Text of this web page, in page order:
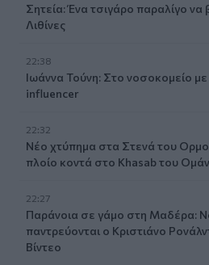
Σητεία: Ένα τσιγάρο παραλίγο να
Λιθίνες
22:38
Ιωάννα Τούνη: Στο νοσοκομείο
influencer
22:32
Νέο χτύπημα στα Στενά του
πλοίο κοντά στο Khasab του Ομάν
22:27
Παράνοια σε γάμο στη Μαδέρα:
παντρεύονται ο Κριστιάνο
Βίντεο